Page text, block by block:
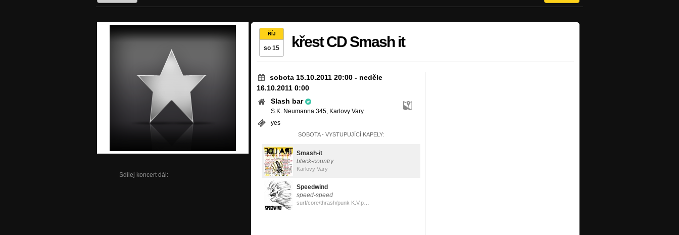
Sdílej koncert dál:
ŘÍJ
so 15 křest CD Smash it
sobota 15.10.2011 20:00 - neděle
16.10.2011 0:00
Slash bar
S.K. Neumanna 345, Karlovy Vary
yes
SOBOTA - VYSTUPUJÍCÍ KAPELY:
Smash-it
black-country
Karlovy Vary
Speedwind
speed-speed